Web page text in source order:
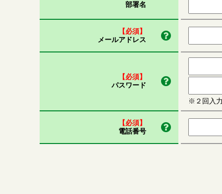
部署名
【必須】
メールアドレス
【必須】
パスワード
※２回入
【必須】
電話番号